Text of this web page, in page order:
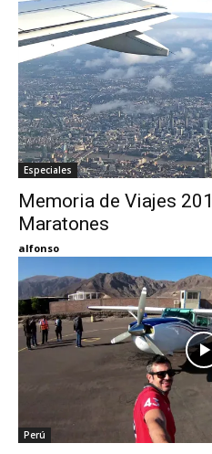
Especiales
Memoria de Viajes
Maratones
alfonso
Perú